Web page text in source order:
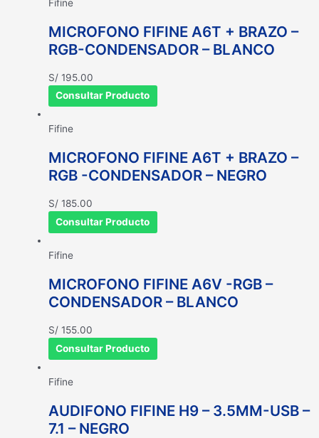
Fifine
MICROFONO FIFINE A6T + BRAZO –
RGB-CONDENSADOR – BLANCO
S/ 195.00
Consultar Producto
Fifine
MICROFONO FIFINE A6T + BRAZO –
RGB -CONDENSADOR – NEGRO
S/ 185.00
Consultar Producto
Fifine
MICROFONO FIFINE A6V -RGB –
CONDENSADOR – BLANCO
S/ 155.00
Consultar Producto
Fifine
AUDIFONO FIFINE H9 – 3.5MM-USB –
7.1 – NEGRO